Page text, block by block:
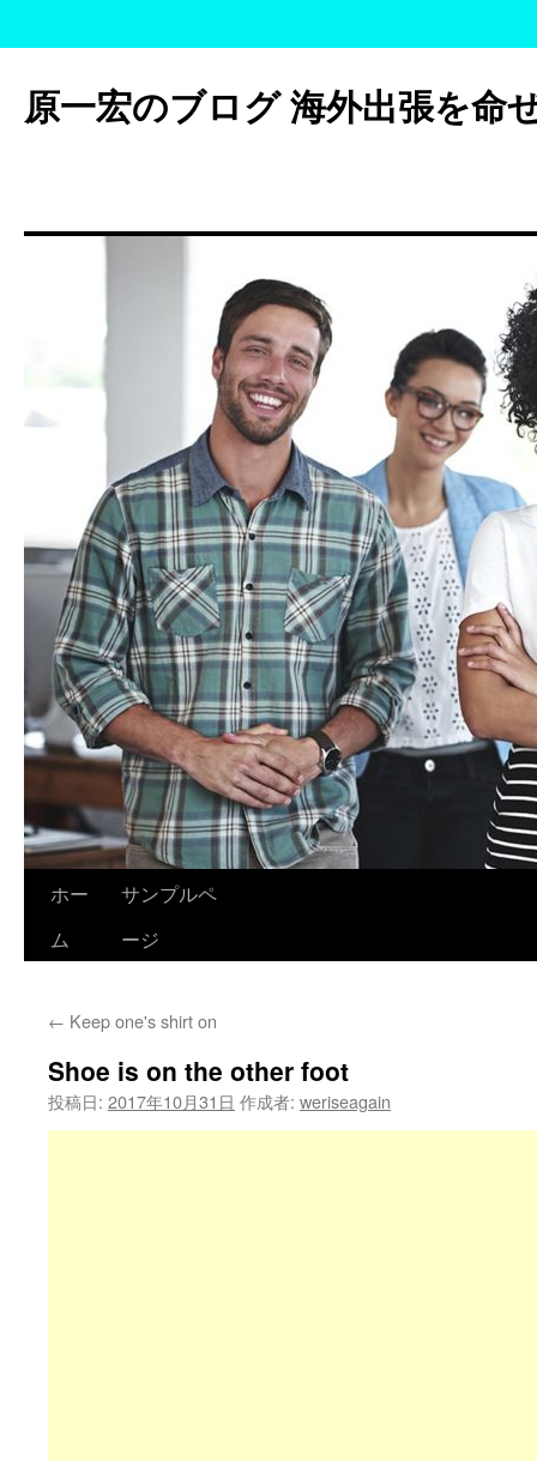
テ
ン
ッ
原一宏のブログ 海外出張を命
ホー
ム
サンプルペ
ージ
← Keep one's shirt on
Shoe is on the other foot
投稿日: 2017年10月31日 作成者: weriseagain